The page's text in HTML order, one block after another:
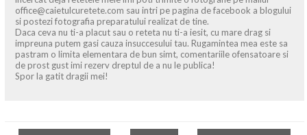
office@caietulcuretete.com sau intri pe pagina de facebook a blogului
si postezi fotografia preparatului realizat de tine.
Daca ceva nu ti-a placut sau o reteta nu ti-a iesit, cu mare drag si
impreuna putem gasi cauza insuccesului tau. Rugamintea mea este sa
pastram o limita elementara de bun simt, comentariile ofensatoare si
de prost gust imi rezerv dreptul de a nu le publica!
Spor la gatit dragii mei!